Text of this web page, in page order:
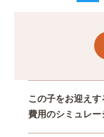
b
o
t
t
この子をお迎えす
費用のシミュレー